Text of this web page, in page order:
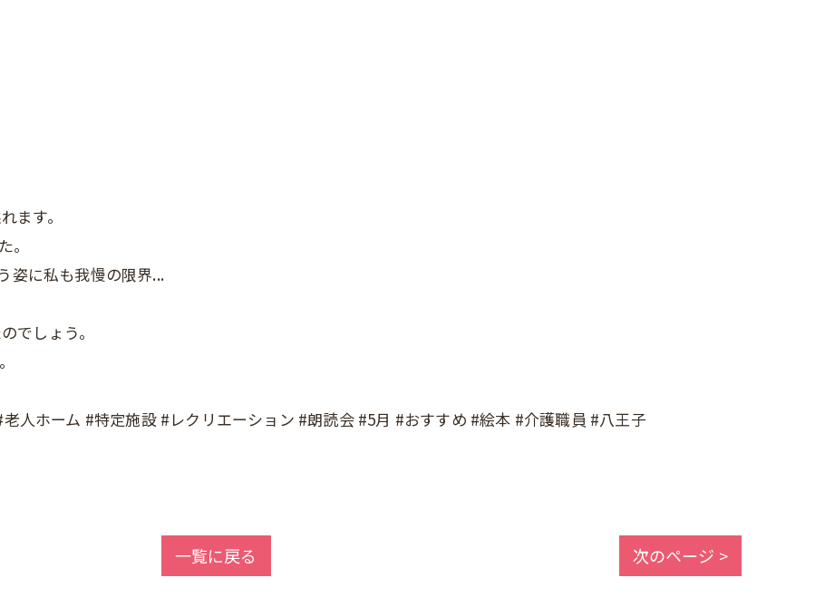
ます。
。
姿に私も我慢の限界...
でしょう。
人ホーム #特定施設 #レクリエーション #朗読会 #5月 #おすすめ #絵本 #介護職員 #八王子
一覧に戻る 次のページ >